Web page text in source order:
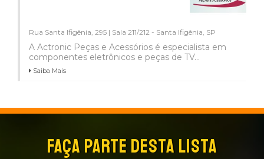
Rua Santa Ifigênia, 295 | Sala 211/212 - Santa Ifigênia, SP
A Actronic Peças e Acessórios é especialista em
componentes eletrônicos e peças de TV...
Saiba Mais
FAÇA PARTE DESTA LISTA